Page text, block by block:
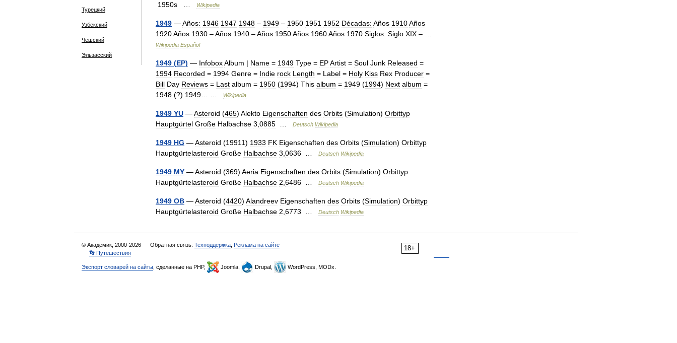
Турецкий
Узбекский
Чешский
Эльзасский
1950s
Wikipedia
1949 —Años: 1946 1947 1948 – 1949 – 1950 1951 1952 Décadas: Años 1910Años
1920Años 1930 –Años 1940 –Años 1950Años 1960Años 1970 Siglos: Siglo XIX – …
Wikipedia Español
1949 (EP) — InfoboxAlbum | Name = 1949 Type = EPArtist = Soul Junk Released =
1994 Recorded = 1994 Genre = Indie rock Length = Label = Holy Kiss Rex Producer =
Bill Day Reviews = Last album = 1950 (1994) This album = 1949 (1994) Next album =
1948 (?) 1949 Wikipedia
1949 YU —Asteroid (465) Alekto Eigenschaften des Orbits (Simulation) Orbittyp
Hauptgürtel Große Halbachse 3 0885 Deutsch Wikipedia
1949 HG —Asteroid (19911) 1933 FK Eigenschaften des Orbits (Simulation) Orbittyp
Hauptgürtelasteroid Große Halbachse 3 0636 Deutsch Wikipedia
1949 MY —Asteroid (369) Aeria Eigenschaften des Orbits (Simulation) Orbittyp
Hauptgürtelasteroid Große Halbachse 2 6486 Deutsch Wikipedia
1949 OB —Asteroid (4420) Alandreev Eigenschaften des Orbits (Simulation) Orbittyp
Hauptgürtelasteroid Große Halbachse 2 6773 Deutsch Wikipedia
18+
© Академик, 2000-2026 Обратная связь: Техподдержка Реклама на сайте
👣 Путешествия
Экспорт словарей на сайты , сделанные на PHP, Joomla, Drupal, WordPress, MODx.